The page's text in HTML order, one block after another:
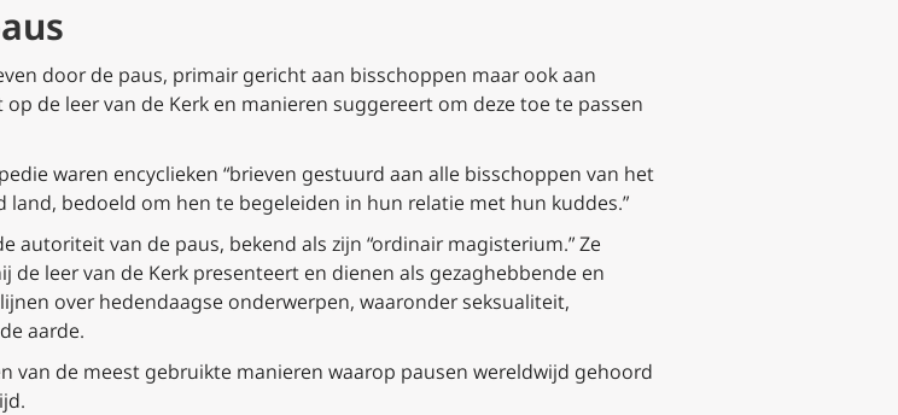
door de paus, primair gericht aan bisschoppen maar ook aan
de leer van de Kerk en manieren suggereert om deze toe te passen
waren encyclieken “brieven gestuurd aan alle bisschoppen van het
bedoeld om hen te begeleiden in hun relatie met hun kuddes.”
autoriteit van de paus, bekend als zijn “ordinair magisterium.” Ze
leer van de Kerk presenteert en dienen als gezaghebbende en
over hedendaagse onderwerpen, waaronder seksualiteit,
aarde.
van de meest gebruikte manieren waarop pausen wereldwijd gehoord